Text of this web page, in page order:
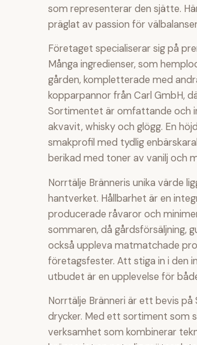
som representerar den sjätte.
präglat av passion för
Företaget specialiserar sig på
Många ingredienser, som
gården, kompletterade med
kopparpannor från Carl GmbH,
Sortimentet är omfattande och
akvavit, whisky och glögg. En
smakprofil med tydlig
berikad med toner av vanilj och
Norrtälje Bränneris unika värde
hantverket. Hållbarhet är en
producerade råvaror och
sommaren, då gårdsförsäljning,
också uppleva matmatchade
företagsfester. Att stiga in i den
utbudet är en upplevelse för
Norrtälje Bränneri är ett bevis
drycker. Med ett sortiment som
verksamhet som kombinerar